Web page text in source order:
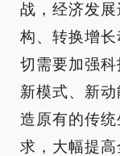
战，经济发
构、转换增
切需要加强科
新模式、新
造原有的传
求，大幅提